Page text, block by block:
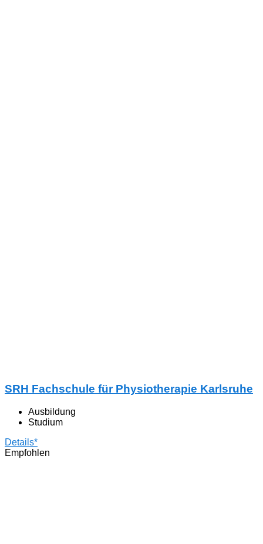
SRH Fachschule für Physiotherapie Karlsruhe
Ausbildung
Studium
Details*
Empfohlen